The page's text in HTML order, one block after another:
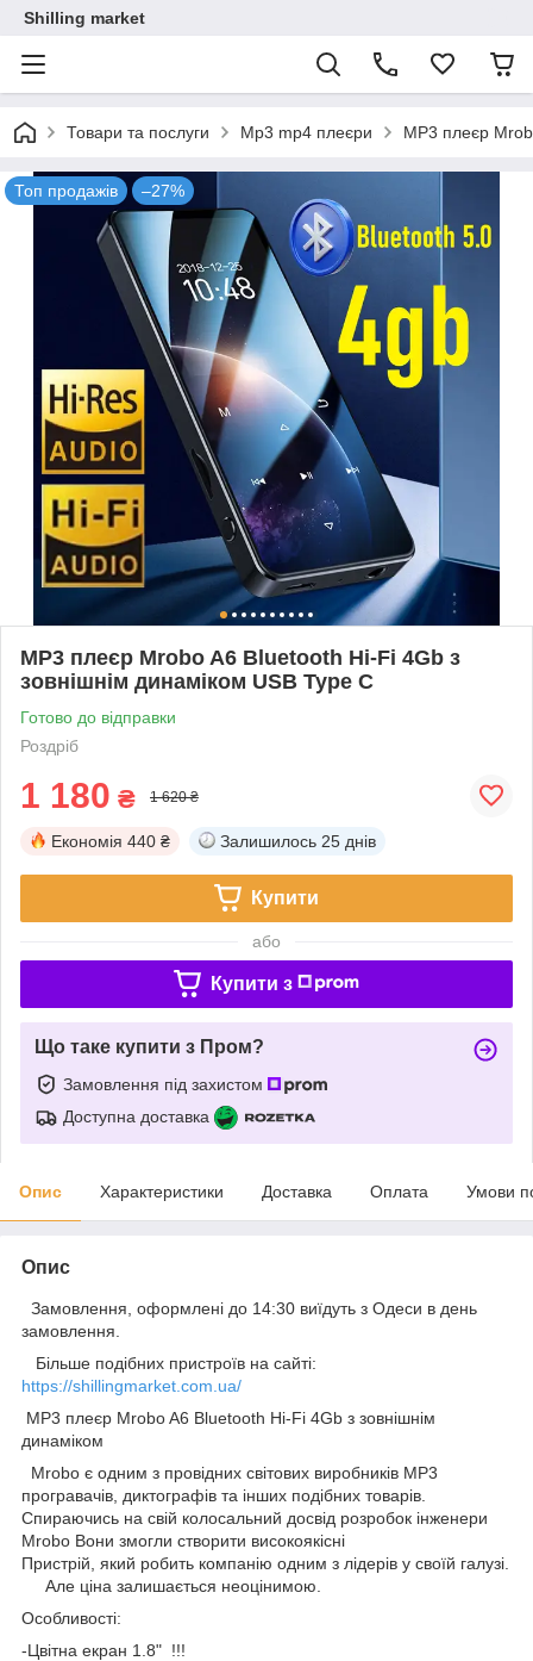
Shilling market
Товари та послуги Mp3 mp4 плеєри MP3 плеєр
Топ продажів –27%
MP3 плеєр Mrobo A6 Bluetooth Hi-Fi 4Gb з
зовнішнім динаміком USB Type C
Готово до відправки
Роздріб
1 180 ₴ 1 620 ₴
Економія 440 ₴ Залишилось 25 днів
Купити
або
Купити з
Що таке купити з Пром?
Замовлення під захистом
Доступна доставка
Опис Характеристики Доставка Оплата Умови
Опис
Замовлення, оформлені до 14:30 виїдуть з Одеси в день
замовлення.
Більше подібних пристроїв на сайті:
https://shillingmarket.com.ua/
MP3 плеєр Mrobo A6 Bluetooth Hi-Fi 4Gb з зовнішнім
динаміком
Mrobo є одним з провідних світових виробників МР3
програвачів, диктографів та інших подібних товарів.
Спираючись на свій колосальний досвід розробок інженери
Mrobo Вони змогли створити високоякісні
Пристрій, який робить компанію одним з лідерів у своїй галузі.
Але ціна залишається неоцінимою.
Особливості:
-Цвітна екран 1.8" !!!